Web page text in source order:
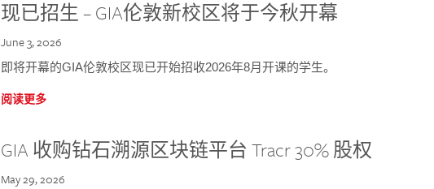
现已招生 – GIA伦敦新校区将于今秋开幕
June 3, 2026
即将开幕的GIA伦敦校区现已开始招收2026年8月开课的学生。
阅读更多
GIA 收购钻石溯源区块链平台 Tracr 30% 股权
May 29, 2026